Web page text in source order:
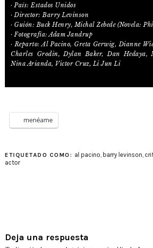
· País: Estados Unidos
· Director: Barry Levinson
· Guión: Buck Henry, Michal Zebede (Novela:
· Fotografía: Adam Jandrup
· Reparto: Al Pacino, Greta Gerwig, Dianne
Charles Grodin, Dylan Baker, Dan Hedaya,
Nina Arianda, Victor Cruz, Li Jun Li
menéame
ETIQUETADO COMO: al pacino, barry levinson,
actor
Deja una respuesta